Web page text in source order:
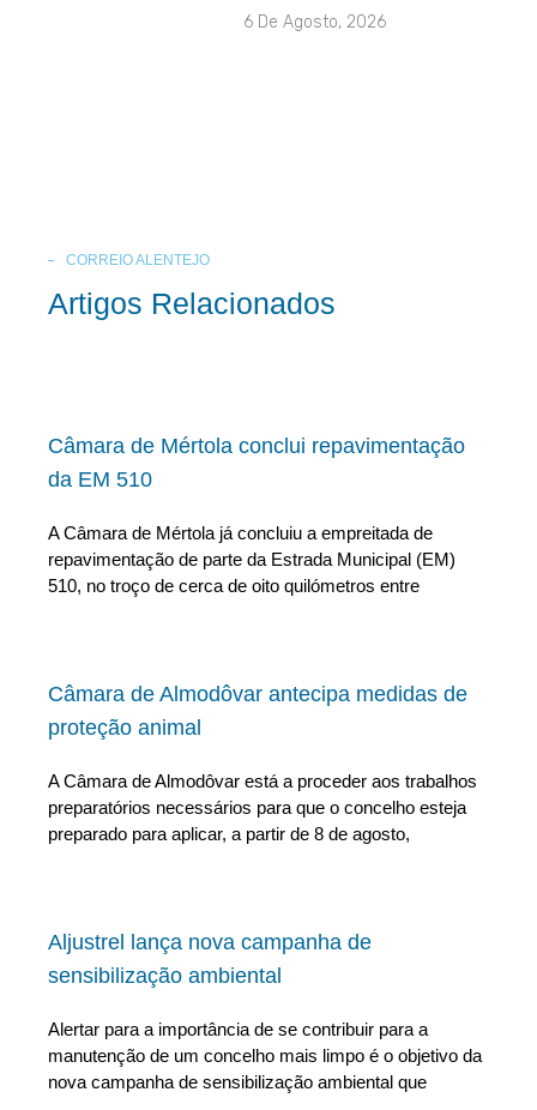
6 De Agosto, 2026
CORREIO ALENTEJO
Artigos Relacionados
Câmara de Mértola conclui repavimentação
da EM 510
A Câmara de Mértola já concluiu a empreitada de
repavimentação de parte da Estrada Municipal (EM)
510, no troço de cerca de oito quilómetros entre
Câmara de Almodôvar antecipa medidas de
proteção animal
A Câmara de Almodôvar está a proceder aos trabalhos
preparatórios necessários para que o concelho esteja
preparado para aplicar, a partir de 8 de agosto,
Aljustrel lança nova campanha de
sensibilização ambiental
Alertar para a importância de se contribuir para a
manutenção de um concelho mais limpo é o objetivo da
nova campanha de sensibilização ambiental que